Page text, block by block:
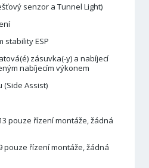
senzor a Tunnel Light)
stability ESP
zásuvka(-y) a nabíjecí
nabíjecím výkonem
Assist)
pouze řízení montáže, žádná
pouze řízení montáže, žádná